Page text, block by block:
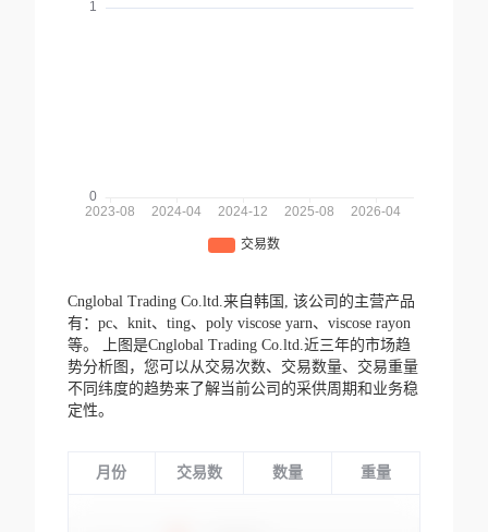
Cnglobal Trading Co.ltd.来自韩国, 该公司的主营产品
有：pc、knit、ting、poly viscose yarn、viscose rayon
等。
上图是Cnglobal Trading Co.ltd.近三年的市场趋
势分析图，您可以从交易次数、交易数量、交易重量
不同纬度的趋势来了解当前公司的采供周期和业务稳
定性。
月份 交易数 数量 重量